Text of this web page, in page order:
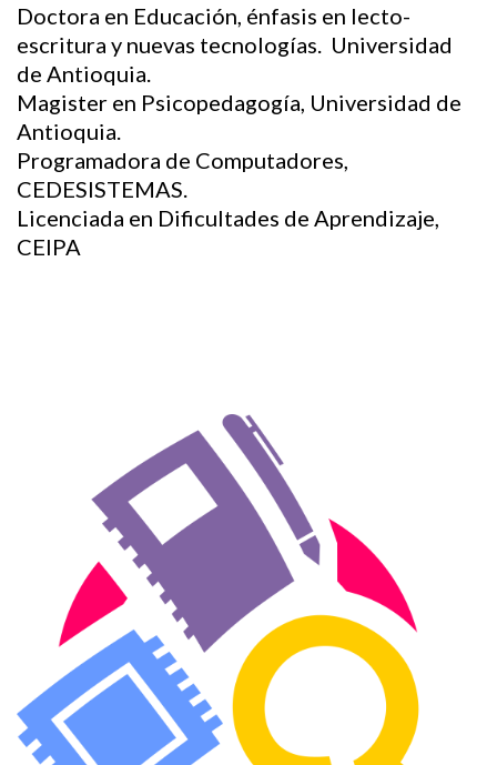
Doctora en Educación, énfasis en lecto-
escritura y nuevas tecnologías. Universidad
de Antioquia.
Magister en Psicopedagogía, Universidad de
Antioquia.
Programadora de Computadores,
CEDESISTEMAS.
Licenciada en Dificultades de Aprendizaje,
CEIPA